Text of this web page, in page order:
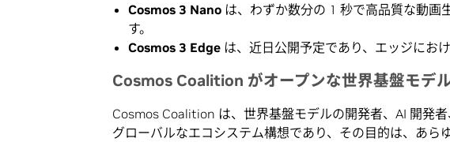
Cosmos 3 Nano は、わずか数分の 1 秒で高品質な動画
す。
Cosmos 3 Edge は、近日公開予定であり、エッジにお
Cosmos Coalition がオープンな世界基盤モデ
Cosmos Coalition は、世界基盤モデルの開発者、AI 開発
グローバルなエコシステム構想であり、その目的は、あら